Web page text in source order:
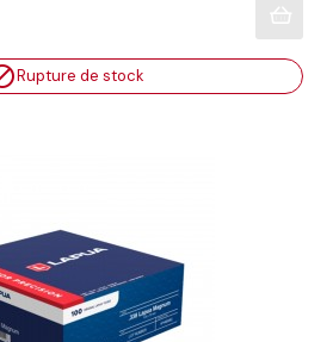
Rupture de stock